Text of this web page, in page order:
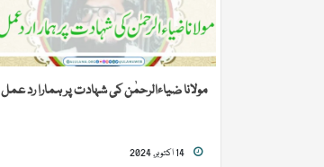
مولانا ضیاءالرحمٰن کی شہادت پر ہمارا رد عمل